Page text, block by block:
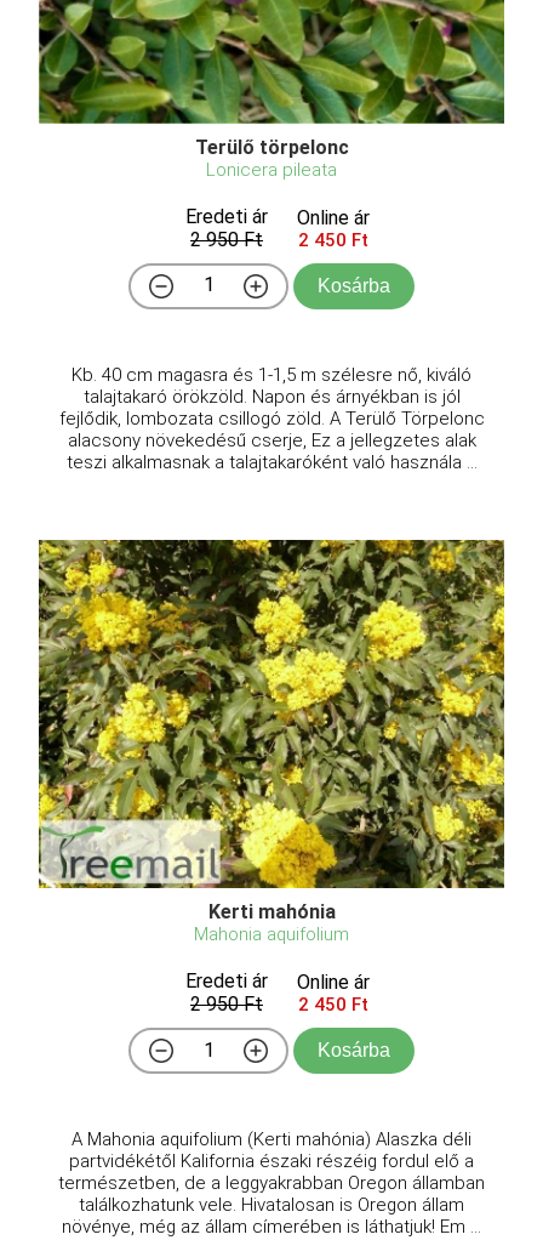
Terülő törpelonc
Lonicera pileata
Eredeti ár
2 950 Ft
Online ár
2 450 Ft
Kosárba
Kb. 40 cm magasra és 1-1,5 m szélesre nő, kiváló
talajtakaró örökzöld. Napon és árnyékban is jól
fejlődik, lombozata csillogó zöld. A Terülő Törpelonc
alacsony növekedésű cserje, Ez a jellegzetes alak
teszi alkalmasnak a talajtakaróként való használa ...
Kerti mahónia
Mahonia aquifolium
Eredeti ár
2 950 Ft
Online ár
2 450 Ft
Kosárba
A Mahonia aquifolium (Kerti mahónia) Alaszka déli
partvidékétől Kalifornia északi részéig fordul elő a
természetben, de a leggyakrabban Oregon államban
találkozhatunk vele. Hivatalosan is Oregon állam
növénye, még az állam címerében is láthatjuk! Em ...